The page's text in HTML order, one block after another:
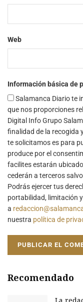
Web
Información básica de
Salamanca Diario te
que nos proporciones
Digital Info Grupo
finalidad de la recogida
te solicitamos es para
produce por el
facilites estarán
cederán a terceros
Podrás ejercer tus
portabilidad, limitación
a
nuestra política de
Recomendado